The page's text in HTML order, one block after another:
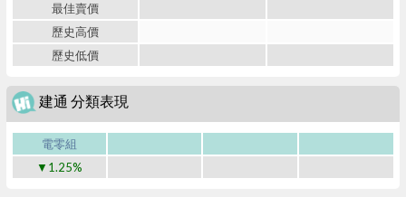
最佳賣價
歷史高價
歷史低價
建通 分類表現
電零組
▼1.25%